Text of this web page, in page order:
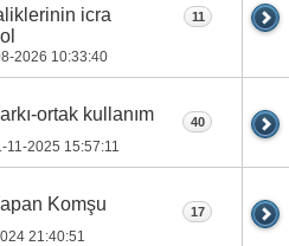
icra
2026 10:33:40
11
ortak kullanım
11-2025 15:57:11
40
Komşu
21:40:51
17